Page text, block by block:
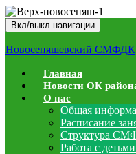
Вкл/выкл навигации
Новосепяшевский СМФДК
Главная
Новости ОК
О нас
Общая
Расписание
Структура
Работа с